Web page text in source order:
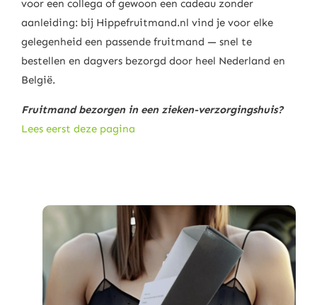
voor een collega of gewoon een cadeau zonder
aanleiding: bij Hippefruitmand.nl vind je voor elke
gelegenheid een passende fruitmand — snel te
bestellen en dagvers bezorgd door heel Nederland en
België.
Fruitmand bezorgen in een zieken-verzorgingshuis?
Lees eerst deze pagina